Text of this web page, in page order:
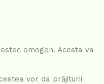
omogen. Acesta va
vor da prăjiturii